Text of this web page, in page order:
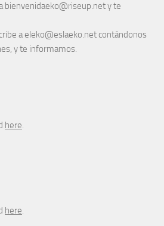
bienvenidaeko@riseup.net y te
a eleko@eslaeko.net contándonos
y te informamos.
here.
here.